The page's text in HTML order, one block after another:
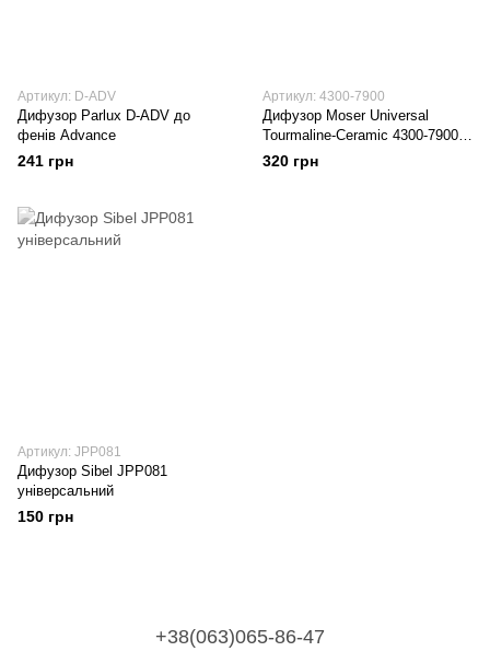
Артикул: D-ADV
Дифузор Parlux D-ADV до
фенів Advance
241 грн
Артикул: 4300-7900
Дифузор Moser Universal
Tourmaline-Ceramic 4300-7900
універсальний
320 грн
Артикул: JPP081
Дифузор Sibel JPP081
універсальний
150 грн
+38(063)065-86-47